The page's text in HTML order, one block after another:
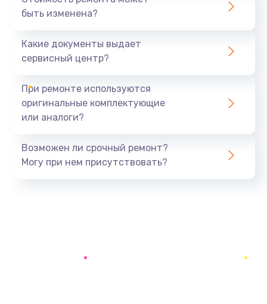
быть изменена?
Какие документы выдает
сервисный центр?
При ремонте используются
оригинальные комплектующие
или аналоги?
Возможен ли срочный ремонт?
Могу при нем присутствовать?